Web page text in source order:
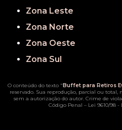
Zona Leste
Zona Norte
Zona Oeste
Zona Sul
O conteúdo do texto "Buffet para Retiros
reservado. Sua reprodução, parcial ou total,
sem a autorização do autor. Crime de
Código Penal – Lei 9610/98